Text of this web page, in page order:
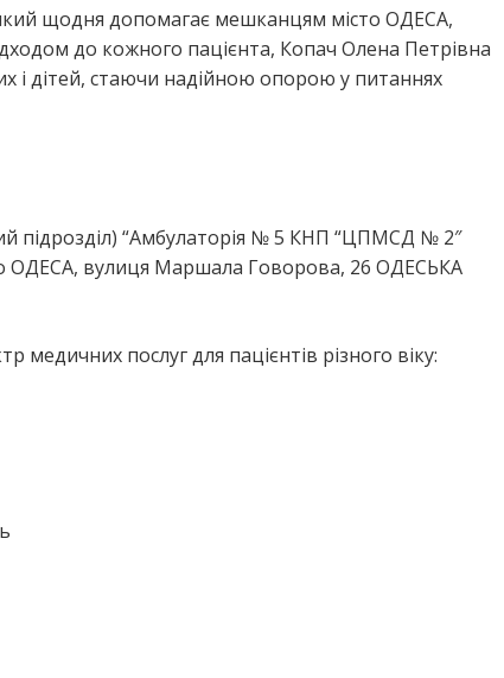
щодня допомагає мешканцям місто ОДЕСА,
до кожного пацієнта, Копач Олена Петрівна
і дітей, стаючи надійною опорою у питаннях
підрозділ) “Амбулаторія № 5 КНП “ЦПМСД № 2″
ОДЕСА, вулиця Маршала Говорова, 26 ОДЕСЬКА
послуг для пацієнтів різного віку: